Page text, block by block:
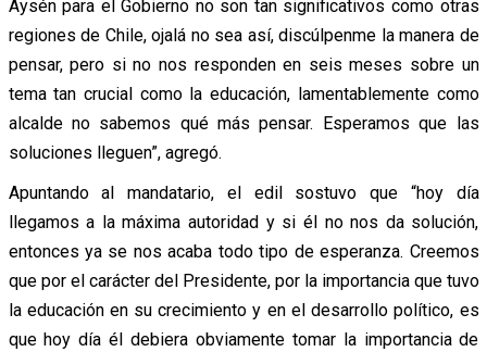
Aysén para el Gobierno no son tan significativos como otras
regiones de Chile, ojalá no sea así, discúlpenme la manera de
pensar, pero si no nos responden en seis meses sobre un
tema tan crucial como la educación, lamentablemente como
alcalde no sabemos qué más pensar. Esperamos que las
soluciones lleguen”, agregó.
Apuntando al mandatario, el edil sostuvo que “hoy día
llegamos a la máxima autoridad y si él no nos da solución,
entonces ya se nos acaba todo tipo de esperanza. Creemos
que por el carácter del Presidente, por la importancia que tuvo
la educación en su crecimiento y en el desarrollo político, es
que hoy día él debiera obviamente tomar la importancia de